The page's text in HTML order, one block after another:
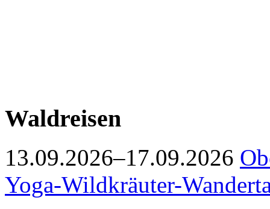
Waldreisen
13.09.2026–17.09.2026
Yoga-Wildkräuter-